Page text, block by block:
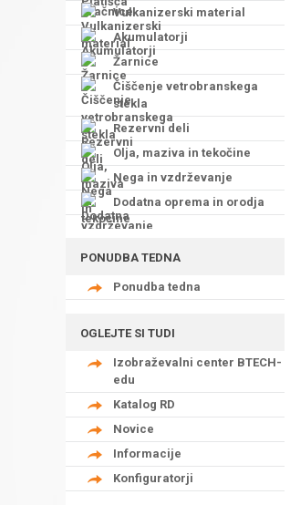
Vulkanizerski material
Akumulatorji
Žarnice
Čiščenje vetrobranskega
stekla
Rezervni deli
Olja, maziva in tekočine
Nega in vzdrževanje
Dodatna oprema in orodja
PONUDBA TEDNA
Ponudba tedna
OGLEJTE SI TUDI
Izobraževalni center BTECH-
edu
Katalog RD
Novice
Informacije
Konfiguratorji